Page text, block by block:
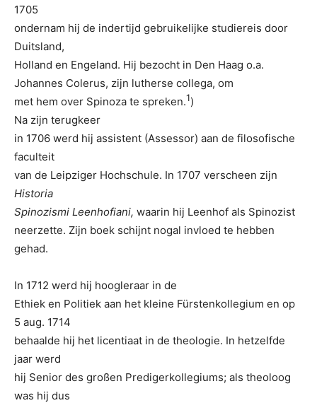
1705
ondernam hij de indertijd gebruikelijke studiereis door
Duitsland,
Holland en Engeland. Hij bezocht in Den Haag o.a.
Johannes Colerus, zijn lutherse collega, om
met hem over Spinoza te spreken.1)
Na zijn terugkeer
in 1706 werd hij assistent (Assessor) aan de filosofische
faculteit
van de Leipziger Hochschule. In 1707 verscheen zijn
Historia
Spinozismi Leenhofiani, waarin hij Leenhof als Spinozist
neerzette. Zijn boek schijnt nogal invloed te hebben
gehad.
In 1712 werd hij hoogleraar in de
Ethiek en Politiek aan het kleine Fürstenkollegium en op
5 aug. 1714
behaalde hij het licentiaat in de theologie. In hetzelfde
jaar werd
hij Senior des großen Predigerkollegiums; als theoloog
was hij dus